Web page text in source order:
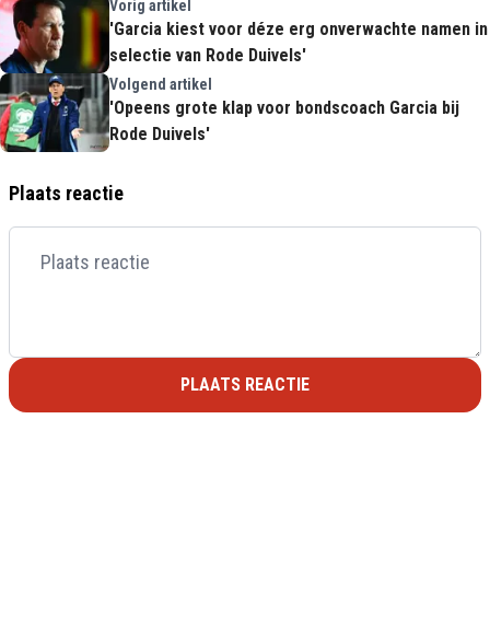
Vorig artikel
'Garcia kiest voor déze erg onverwachte namen in
selectie van Rode Duivels'
Volgend artikel
'Opeens grote klap voor bondscoach Garcia bij
Rode Duivels'
Plaats reactie
PLAATS REACTIE